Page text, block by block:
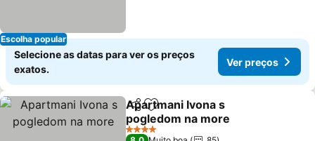
Escolha popular
Selecione as datas para ver os preços
exatos.
Ver preços
PartilharAdicionar aos favoritos
Apartmani Ivona s
pogledom na more
Ver preços
4 Estrelas